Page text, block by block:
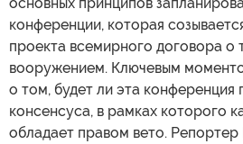
конференции, которая
проекта всемирного договора о
вооружением. Ключевым
о том, будет ли эта конференция
консенсуса, в рамках которого
обладает правом вето.